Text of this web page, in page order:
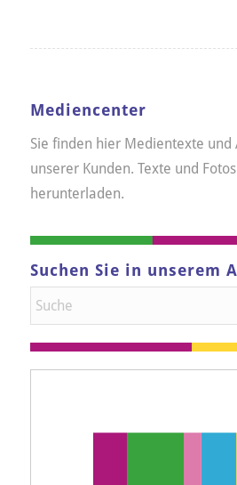
Mediencenter
Sie finden hier Medientexte und
unserer Kunden. Texte und
herunterladen.
Suchen Sie in unserem